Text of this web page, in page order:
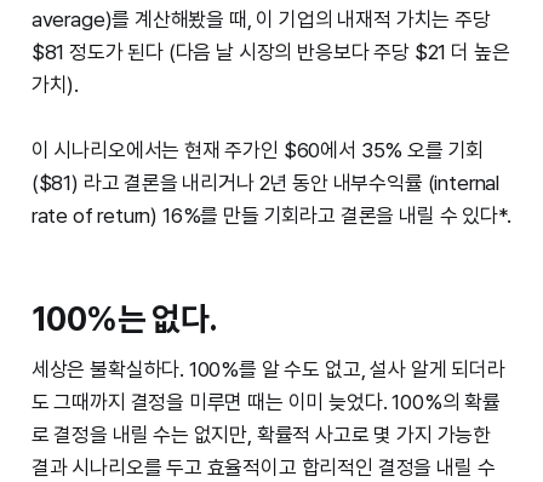
average)를 계산해봤을 때, 이 기업의 내재적 가치는 주당
$81 정도가 된다 (다음 날 시장의 반응보다 주당 $21 더 높은
가치).
이 시나리오에서는 현재 주가인 $60에서 35% 오를 기회
($81) 라고 결론을 내리거나 2년 동안 내부수익률 (internal
rate of return) 16%를 만들 기회라고 결론을 내릴 수 있다*.
100%는 없다.
세상은 불확실하다. 100%를 알 수도 없고, 설사 알게 되더라
도 그때까지 결정을 미루면 때는 이미 늦었다. 100%의 확률
로 결정을 내릴 수는 없지만, 확률적 사고로 몇 가지 가능한
결과 시나리오를 두고 효율적이고 합리적인 결정을 내릴 수